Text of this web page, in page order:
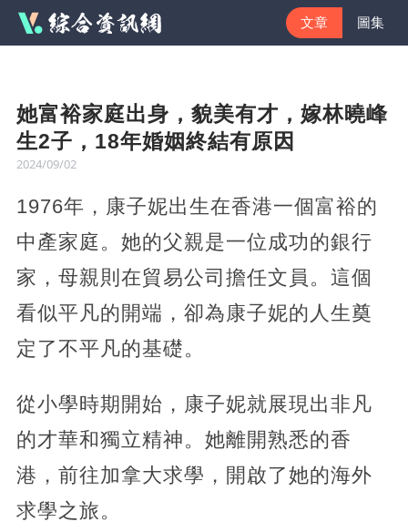
文章 圖集
她富裕家庭出身，貌美有才，嫁林曉峰
生2子，18年婚姻終結有原因
2024/09/02
1976年，康子妮出生在香港一個富裕的
中產家庭。她的父親是一位成功的銀行
家，母親則在貿易公司擔任文員。這個
看似平凡的開端，卻為康子妮的人生奠
定了不平凡的基礎。
從小學時期開始，康子妮就展現出非凡
的才華和獨立精神。她離開熟悉的香
港，前往加拿大求學， 開啟了她的海外
求學之旅。